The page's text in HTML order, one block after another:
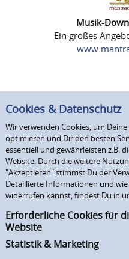
Musik-
Ein großes
Cookies & Datenschutz
Wir verwenden Cookies, um
optimieren und Dir den besten
essentiell und gewährleisten z.B.
Website. Durch die weitere
"Akzeptieren" stimmst Du der
Detaillierte Informationen und
widerrufen kannst, findest Du in
Erforderliche Cookies für
Website
Statistik & Marketing